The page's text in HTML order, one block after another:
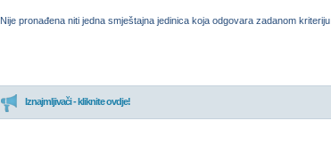
Nije pronađena niti jedna smještajna jedinica koja odgovara zadanom kriteriju
Iznajmljivači - kliknite ovdje!